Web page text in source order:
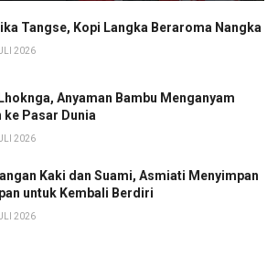
Tangse, Kopi Langka Beraroma Nangka
2026
Anyaman Bambu Menganyam
ke Pasar Dunia
2026
Kaki dan Suami, Asmiati Menyimpan
untuk Kembali Berdiri
2026